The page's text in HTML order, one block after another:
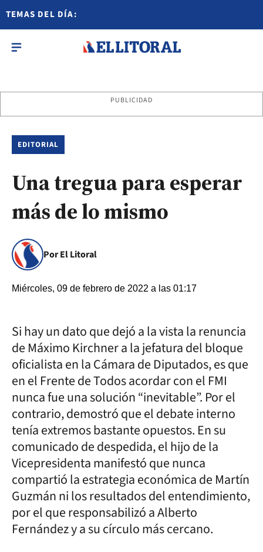
TEMAS DEL DÍA:
PUBLICIDAD
EDITORIAL
Una tregua para esperar
más de lo mismo
Por El Litoral
Miércoles, 09 de febrero de 2022 a las 01:17
Si hay un dato que dejó a la vista la renuncia
de Máximo Kirchner a la jefatura del bloque
oficialista en la Cámara de Diputados, es que
en el Frente de Todos acordar con el FMI
nunca fue una solución “inevitable”. Por el
contrario, demostró que el debate interno
tenía extremos bastante opuestos. En su
comunicado de despedida, el hijo de la
Vicepresidenta manifestó que nunca
compartió la estrategia económica de Martín
Guzmán ni los resultados del entendimiento,
por el que responsabilizó a Alberto
Fernández y a su círculo más cercano.